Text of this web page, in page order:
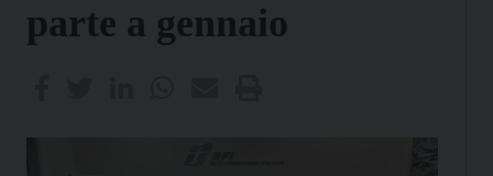
parte a gennaio